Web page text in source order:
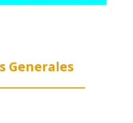
Generales